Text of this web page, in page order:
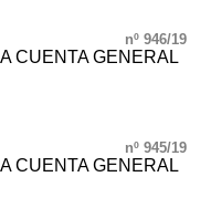
nº 946/19
CUENTA GENERAL
nº 945/19
CUENTA GENERAL